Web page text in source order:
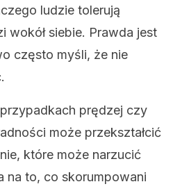
ludzie tolerują
wokół siebie. Prawda jest
często myśli, że nie
prędzej czy
może przekształcić
które może narzucić
na to, co skorumpowani